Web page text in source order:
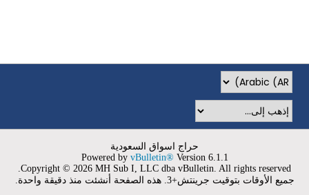
حراج اسواق السعودية
Powered by vBulletin® Version 6.1.1
Copyright © 2026 MH Sub I, LLC dba vBulletin. All rights reserved.
جميع الأوقات بتوقيت جرينتش+3. هذه الصفحة أنشئت منذ دقيقة واحدة.